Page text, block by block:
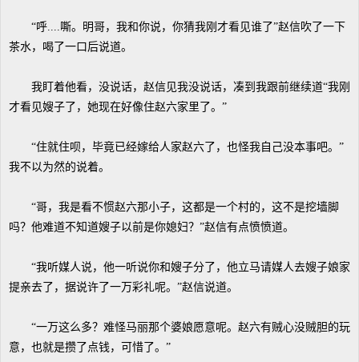
“呼....嘶。明哥，我和你说，你猜我刚才看见谁了”赵信吹了一下
茶水，喝了一口后说道。
我盯着他看，没说话，赵信见我没说话，凑到我跟前继续道“我刚
才看见嫂子了，她现在好像住赵六家里了。”
“住就住呗，毕竟已经嫁给人家赵六了，也怪我自己没本事吧。”
我不以为然的说着。
“哥，我是看不惯赵六那小子，这都是一个村的，这不是挖墙脚
吗？他难道不知道嫂子以前是你媳妇？”赵信有点愤愤道。
“我听媒人说，他一听说你和嫂子分了，他立马请媒人去嫂子娘家
提亲去了，据说许了一万彩礼呢。”赵信说道。
“一万这么多？难怪马丽那个婆娘愿意呢。赵六有贼心没贼胆的玩
意，也就是攒了点钱，可惜了。”